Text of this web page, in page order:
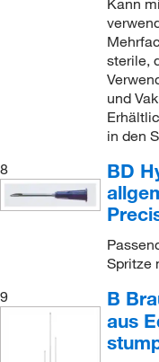
sterile,
und
in den
8
BD
Spritze
9
B
aus